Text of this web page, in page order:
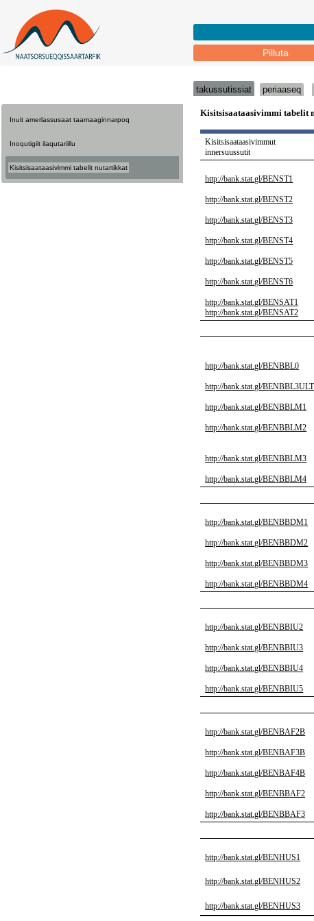
Pilluta
takussutissiat periaaseq
Inuit amerlassusaat taamaaginnarpoq
Inoqutigiit ilaqutariillu
Kisitsisaataasivimmi tabelit nutartikkat